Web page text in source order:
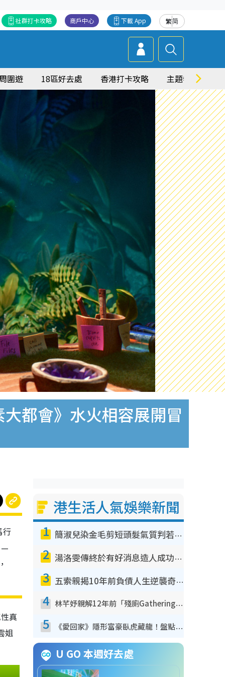
繁简
下載 App
商戶中心
社群打卡攻略
圍遊 18區好去處 香港打卡攻略 主題特集
都會》水火相容展開冒
行
—
真
姐
港生活人氣娛樂新聞
1 簡淑兒染金毛剪短頭髮氣質判若兩人！嚇壞老公麥大力都認唔出：「你做咩事？」
2 湯洛雯傳終於有好消息造人成功！兩大細節曝孕味極濃惹猜測：大肚婆先會咁！
3 五索親揭10年前負債人生逆襲奇蹟！全靠去一地方轉運後即遇上馬先生
4 林芊妤親解12年前「殘廁Gathering」真相！高層解約一句話重創尊嚴至今拒返TVB
5 《愛回家》隱形富豪臥虎藏龍！盤點12位財氣逼人的有錢藝人：呢位靚女3億身家唔憂做
U GO 本週好去處